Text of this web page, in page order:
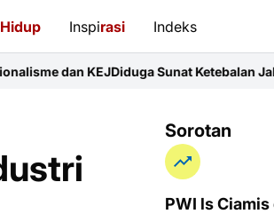
Hidup Inspirasi Indeks
Diduga Sunat Ketebalan Jalan di
Sorotan
PWI ls Ciamis